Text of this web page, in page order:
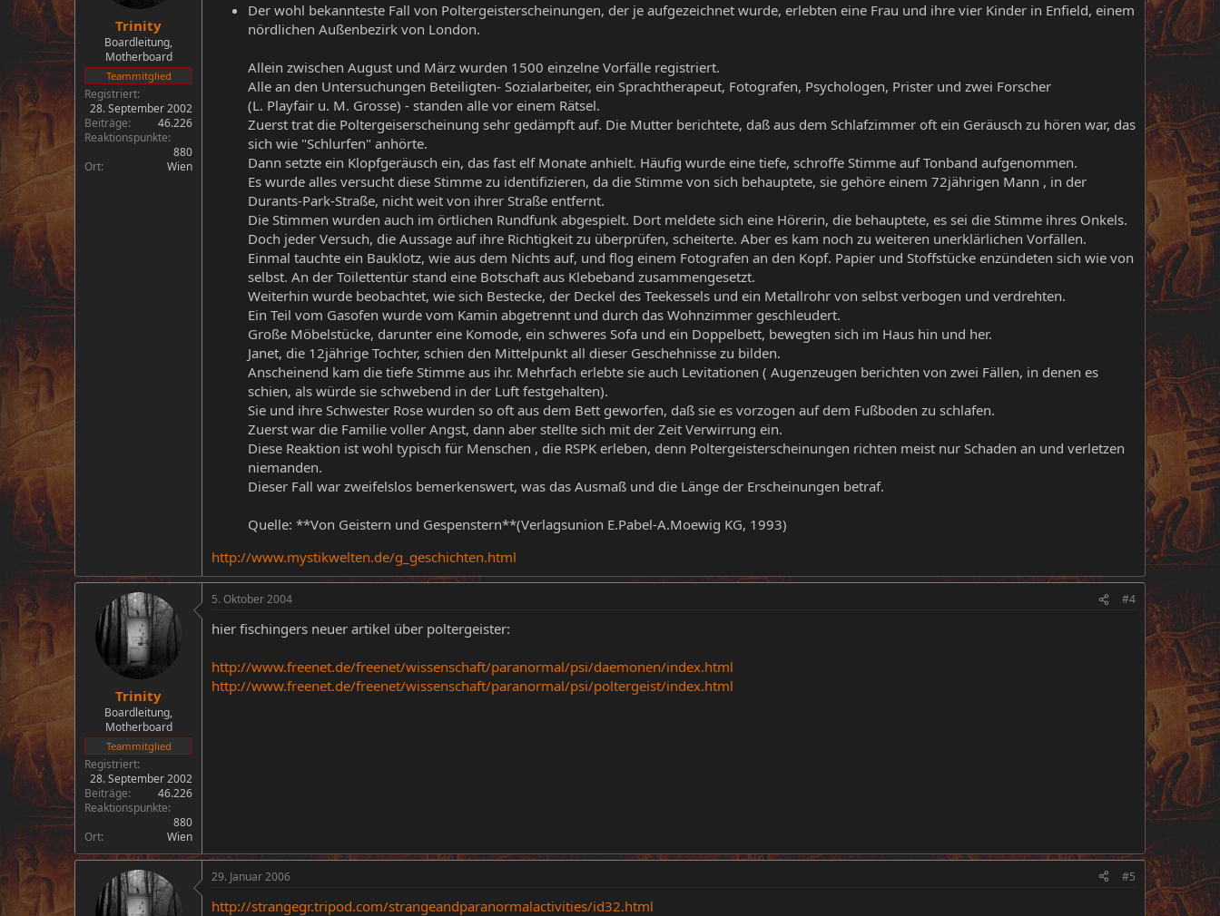
Trinity
Boardleitung,
Motherboard
Teammitglied
Registriert
28. September 2002
Beiträge
46.226
Reaktionspunkte
880
Ort
Wien
Der wohl bekannteste Fall von Poltergeisterscheinungen, der je aufgezeichnet wurde, erlebten eine Frau und ihre vier Kinder in Enfield, einem
nördlichen Außenbezirk von London.
Allein zwischen August und März wurden 1500 einzelne Vorfälle registriert.
Alle an den Untersuchungen Beteiligten- Sozialarbeiter, ein Sprachtherapeut, Fotografen, Psychologen, Prister und zwei Forscher
(L. Playfair u. M. Grosse) - standen alle vor einem Rätsel.
Zuerst trat die Poltergeiserscheinung sehr gedämpft auf. Die Mutter berichtete, daß aus dem Schlafzimmer oft ein Geräusch zu hören war, das
sich wie "Schlurfen" anhörte.
Dann setzte ein Klopfgeräusch ein, das fast elf Monate anhielt. Häufig wurde eine tiefe, schroffe Stimme auf Tonband aufgenommen.
Es wurde alles versucht diese Stimme zu identifizieren, da die Stimme von sich behauptete, sie gehöre einem 72jährigen Mann , in der
Durants-Park-Straße, nicht weit von ihrer Straße entfernt.
Die Stimmen wurden auch im örtlichen Rundfunk abgespielt. Dort meldete sich eine Hörerin, die behauptete, es sei die Stimme ihres Onkels.
Doch jeder Versuch, die Aussage auf ihre Richtigkeit zu überprüfen, scheiterte. Aber es kam noch zu weiteren unerklärlichen Vorfällen.
Einmal tauchte ein Bauklotz, wie aus dem Nichts auf, und flog einem Fotografen an den Kopf. Papier und Stoffstücke enzündeten sich wie von
selbst. An der Toilettentür stand eine Botschaft aus Klebeband zusammengesetzt.
Weiterhin wurde beobachtet, wie sich Bestecke, der Deckel des Teekessels und ein Metallrohr von selbst verbogen und verdrehten.
Ein Teil vom Gasofen wurde vom Kamin abgetrennt und durch das Wohnzimmer geschleudert.
Große Möbelstücke, darunter eine Komode, ein schweres Sofa und ein Doppelbett, bewegten sich im Haus hin und her.
Janet, die 12jährige Tochter, schien den Mittelpunkt all dieser Geschehnisse zu bilden.
Anscheinend kam die tiefe Stimme aus ihr. Mehrfach erlebte sie auch Levitationen ( Augenzeugen berichten von zwei Fällen, in denen es
schien, als würde sie schwebend in der Luft festgehalten).
Sie und ihre Schwester Rose wurden so oft aus dem Bett geworfen, daß sie es vorzogen auf dem Fußboden zu schlafen.
Zuerst war die Familie voller Angst, dann aber stellte sich mit der Zeit Verwirrung ein.
Diese Reaktion ist wohl typisch für Menschen , die RSPK erleben, denn Poltergeisterscheinungen richten meist nur Schaden an und verletzen
niemanden.
Dieser Fall war zweifelslos bemerkenswert, was das Ausmaß und die Länge der Erscheinungen betraf.
Quelle: **Von Geistern und Gespenstern**(Verlagsunion E.Pabel-A.Moewig KG, 1993)
http://www.mystikwelten.de/g_geschichten.html
Trinity
Boardleitung,
Motherboard
Teammitglied
Registriert
28. September 2002
Beiträge
46.226
Reaktionspunkte
880
Ort
Wien
5. Oktober 2004 #4
hier fischingers neuer artikel über poltergeister:
http://www.freenet.de/freenet/wissenschaft/paranormal/psi/daemonen/index.html
http://www.freenet.de/freenet/wissenschaft/paranormal/psi/poltergeist/index.html
29. Januar 2006 #5
http://strangegr.tripod.com/strangeandparanormalactivities/id32.html